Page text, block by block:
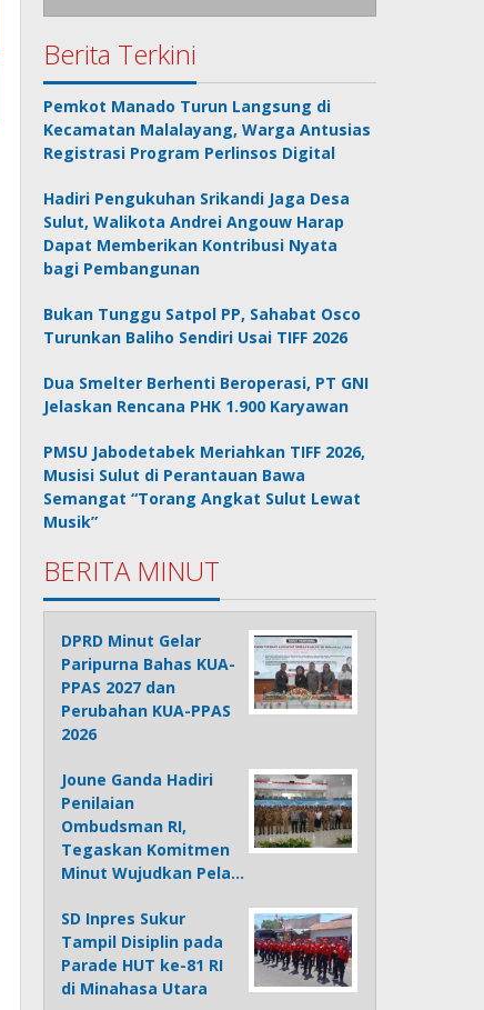
Berita Terkini
Pemkot Manado Turun Langsung di
Kecamatan Malalayang, Warga Antusias
Registrasi Program Perlinsos Digital
Hadiri Pengukuhan Srikandi Jaga Desa
Sulut, Walikota Andrei Angouw Harap
Dapat Memberikan Kontribusi Nyata
bagi Pembangunan
Bukan Tunggu Satpol PP, Sahabat Osco
Turunkan Baliho Sendiri Usai TIFF 2026
Dua Smelter Berhenti Beroperasi, PT GNI
Jelaskan Rencana PHK 1.900 Karyawan
PMSU Jabodetabek Meriahkan TIFF 2026,
Musisi Sulut di Perantauan Bawa
Semangat “Torang Angkat Sulut Lewat
Musik”
BERITA MINUT
DPRD Minut Gelar
Paripurna Bahas KUA-
PPAS 2027 dan
Perubahan KUA-PPAS
2026
Joune Ganda Hadiri
Penilaian
Ombudsman RI,
Tegaskan Komitmen
Minut Wujudkan Pela…
SD Inpres Sukur
Tampil Disiplin pada
Parade HUT ke-81 RI
di Minahasa Utara